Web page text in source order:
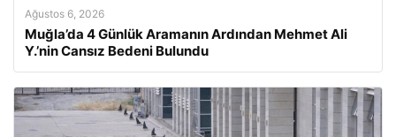
Ağustos 6, 2026
Muğla’da 4 Günlük Aramanın Ardından Mehmet Ali
Y.’nin Cansız Bedeni Bulundu